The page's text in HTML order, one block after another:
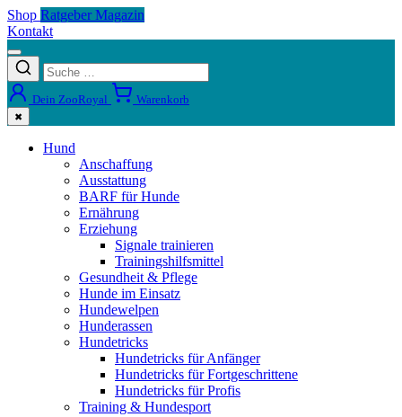
Shop Ratgeber Magazin
Kontakt
Dein ZooRoyal Warenkorb
✖
Hund
Anschaffung
Ausstattung
BARF für Hunde
Ernährung
Erziehung
Signale trainieren
Trainingshilfsmittel
Gesundheit & Pflege
Hunde im Einsatz
Hundewelpen
Hunderassen
Hundetricks
Hundetricks für Anfänger
Hundetricks für Fortgeschrittene
Hundetricks für Profis
Training & Hundesport